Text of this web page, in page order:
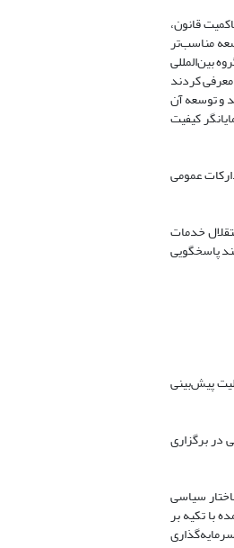
قانون،
مناسب‌تر
بین‌المللی
کردند
و توسعه آن
کیفیت
عمومی
خدمات
پاسخگویی
پیش‌بینی
در برگزاری
سیاسی
با تکیه بر
بر جذب سرمایه‌گذاری